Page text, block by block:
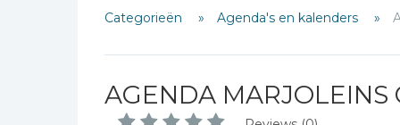
De Bijbel
Bijbelse Dagboeken 2026
Bijbelstudie groepen
Categorieën Agenda's en kalenders
AGENDA MARJOLEINS